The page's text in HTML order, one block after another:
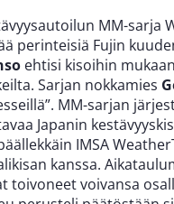
MM-sarja
perinteisiä Fujin
ehtisi kisoihin
Sarjan nokkamies
MM-sarjan
Japanin
IMSA
kanssa.
toivoneet voivansa